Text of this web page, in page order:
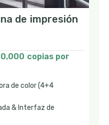
de impresión
copias por
de color (4+4
& Interfaz de